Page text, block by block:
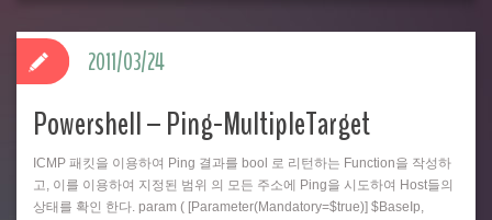
Powershell – Ping-MultipleTarget
ICMP 패킷을 이용하여 Ping 결과를 bool 로 리턴하는 Function을 작성하
고, 이를 이용하여 지정된 범위 의 모든 주소에 Ping을 시도하여 Host들의
상태를 확인 한다. param ( [Parameter(Mandatory=$true)] $BaseIp,
2011/03/24